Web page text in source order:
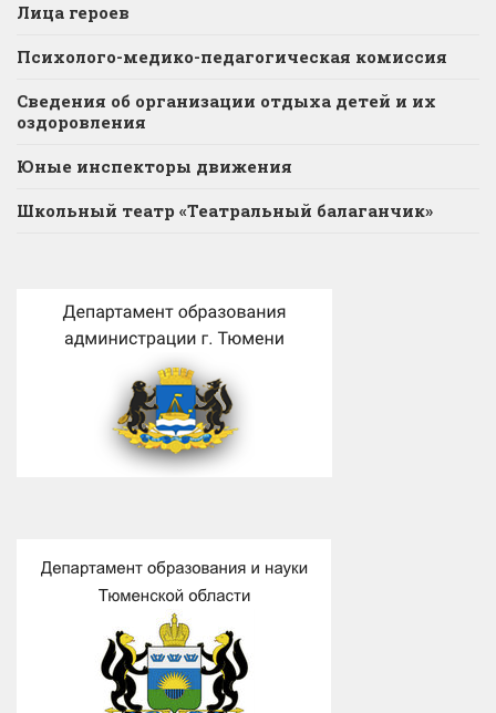
Лица героев
Психолого-медико-педагогическая комиссия
Сведения об организации отдыха детей и их
оздоровления
Юные инспекторы движения
Школьный театр «Театральный балаганчик»